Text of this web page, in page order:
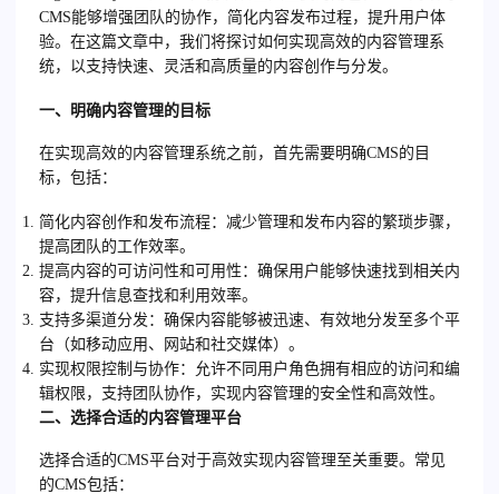
CMS能够增强团队的协作，简化内容发布过程，提升用户体
验。在这篇文章中，我们将探讨如何实现高效的内容管理系
统，以支持快速、灵活和高质量的内容创作与分发。
一、明确内容管理的目标
在实现高效的内容管理系统之前，首先需要明确CMS的目
标，包括：
简化内容创作和发布流程：减少管理和发布内容的繁琐步骤，
提高团队的工作效率。
提高内容的可访问性和可用性 ：确保用户能够快速找到相关内
容，提升信息查找和利用效率。
支持多渠道分发 ：确保内容能够被迅速、有效地分发至多个平
台（如移动应用、网站和社交媒体）。
实现权限控制与协作：允许不同用户角色拥有相应的访问和编
辑权限，支持团队协作，实现内容管理的安全性和高效性。
二、选择合适的内容管理平台
选择合适的CMS平台对于高效实现内容管理至关重要。常见
的CMS包括：